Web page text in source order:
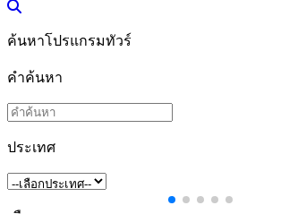
ค้นหาโปรแกรมทัวร์
คำค้นหา
ประเทศ